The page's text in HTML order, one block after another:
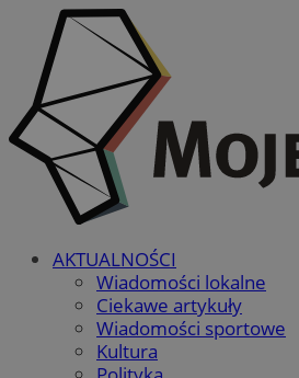
AKTUALNOŚCI
Wiadomości lokalne
Ciekawe artykuły
Wiadomości sportowe
Kultura